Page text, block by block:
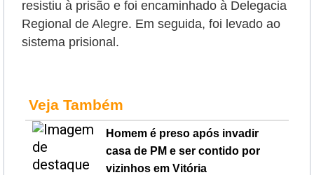
resistiu à prisão e foi encaminhado à Delegacia
Regional de Alegre. Em seguida, foi levado ao
sistema prisional.
Veja Também
Homem é preso após invadir
casa de PM e ser contido por
vizinhos em Vitória